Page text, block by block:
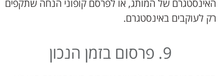
האינסטגרם של המותג, או לפרסם קופוני הנחה שתקפים
רק לעוקבים באינסטגרם.
9. פרסום בזמן הנכון